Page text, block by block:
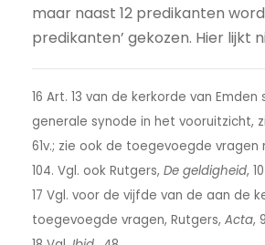
maar naast 12 predikanten
predikanten’ gekozen. Hier lijkt
16 Art. 13 van de kerkorde van
generale synode in het vooruitzicht,
61v.; zie ook de toegevoegde vragen
104. Vgl. ook Rutgers, De geldigheid,
17 Vgl. voor de vijfde van de aan de
toegevoegde vragen, Rutgers, Acta,